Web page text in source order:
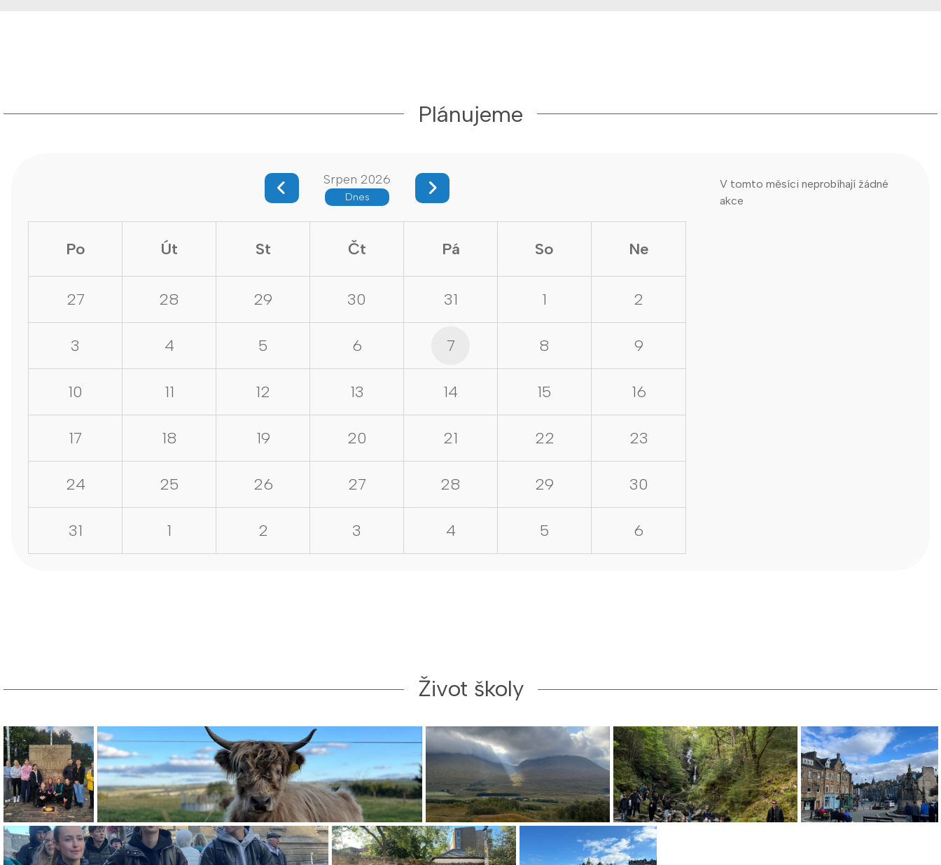
Plánujeme
Srpen 2026
Dnes
Po Út St Čt Pá So Ne
27 28 29 30 31 1 2
3 4 5 6 7 8 9
10 11 12 13 14 15 16
17 18 19 20 21 22 23
24 25 26 27 28 29 30
31 1 2 3 4 5 6
V tomto měsíci neprobíhají žádné
akce
Život školy